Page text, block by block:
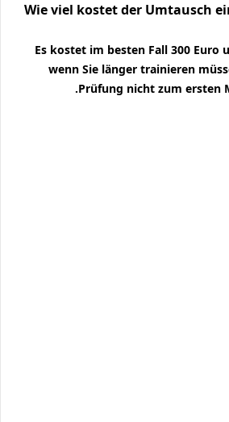
Wie viel kostet der Umtausch
Es kostet im besten Fall 300 Euro
wenn Sie länger trainieren
Prüfung nicht zum ersten